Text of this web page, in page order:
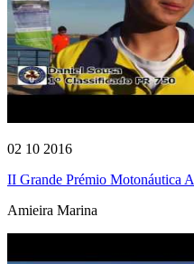
02 10 2016
II Grande Prémio Motonáutica
Amieira Marina